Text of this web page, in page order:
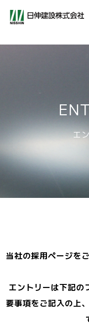
エ
当社の採用ページを
エントリーは下記の
要事項をご記入の上